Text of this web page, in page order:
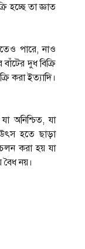
হচ্ছে তা জ্ঞাত
পারে, নাও
দুধ বিক্রি
করা ইত্যাদি।
অনিশ্চিত, যা
হতে ছাড়া
করা হয় যা
বৈধ নয়।